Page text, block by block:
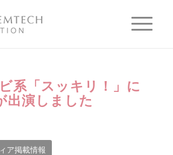
系「スッキリ！」に
出演しました
ア掲載情報